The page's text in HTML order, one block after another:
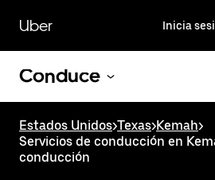
contenido
principal
Uber Inicia
Conduce
Estados Unidos>Texas>Kemah>
Servicios de conducción en
conducción